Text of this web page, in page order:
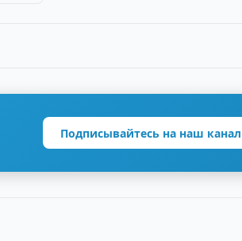
Подписывайтесь на наш канал